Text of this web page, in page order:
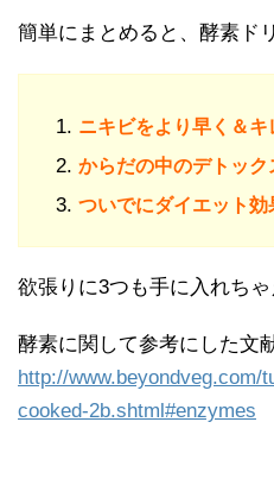
簡単にまとめると、酵素ド
ニキビをより早く＆キ
からだの中のデトック
ついでにダイエット効
欲張りに3つも手に入れちゃ
酵素に関して参考にした文
http://www.beyondveg.com/
cooked-2b.shtml#enzymes